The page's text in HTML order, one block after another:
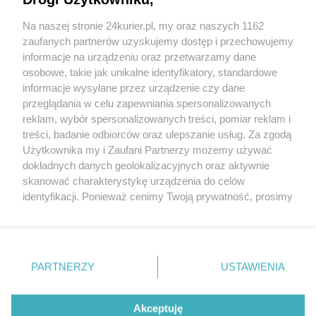
Tramwaje wodne przejdą próby na Dąbiu
Kozielskie siekiery w Szczecinie [GALERIA]
POGODA
14℃
Zobacz prognozę na 3 dni
Copyright © 2022 Kurier Szczeciński sp. z o.o.
Wszelkie prawa zastrzeżone
Nota wydawnicza
Nota prawna
Na naszej stronie 24kurier.pl, my oraz naszych 1162
zaufanych partnerów uzyskujemy dostęp i przechowujemy
informacje na urządzeniu oraz przetwarzamy dane
osobowe, takie jak unikalne identyfikatory, standardowe
informacje wysyłane przez urządzenie czy dane
przeglądania w celu zapewniania spersonalizowanych
reklam, wybór spersonalizowanych treści, pomiar reklam i
treści, badanie odbiorców oraz ulepszanie usług. Za zgodą
Użytkownika my i Zaufani Partnerzy możemy używać
dokładnych danych geolokalizacyjnych oraz aktywnie
skanować charakterystykę urządzenia do celów
identyfikacji. Ponieważ cenimy Twoją prywatność, prosimy
prywatności znajdujący się w lewym dolnym rogu strony
. Niektóre rodzaje przetwarzania danych nie wymagają
takiemu przetwarzaniu. Preferencje będą miały
PARTNERZY USTAWIENIA
Akceptuję